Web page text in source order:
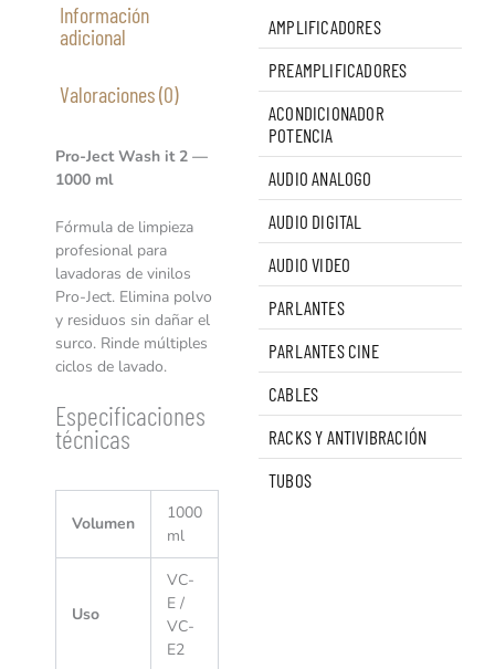
Información
adicional
Valoraciones (0)
Pro-Ject Wash it 2 —
1000 ml
Fórmula de limpieza
profesional para
lavadoras de vinilos
Pro-Ject. Elimina polvo
y residuos sin dañar el
surco. Rinde múltiples
ciclos de lavado.
Especificaciones
técnicas
Volumen
1000
ml
Uso
VC-
E /
VC-
E2
AMPLIFICADORES
PREAMPLIFICADORES
ACONDICIONADOR
POTENCIA
AUDIO ANALOGO
AUDIO DIGITAL
AUDIO VIDEO
PARLANTES
PARLANTES CINE
CABLES
RACKS Y ANTIVIBRACIÓN
TUBOS